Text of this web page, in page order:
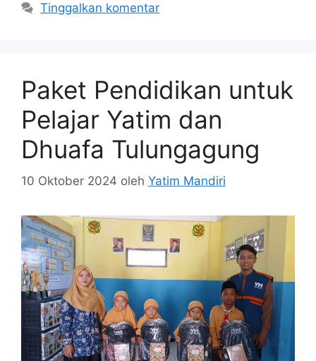
Tinggalkan komentar
Paket Pendidikan untuk
Pelajar Yatim dan
Dhuafa Tulungagung
10 Oktober 2024 oleh Yatim Mandiri